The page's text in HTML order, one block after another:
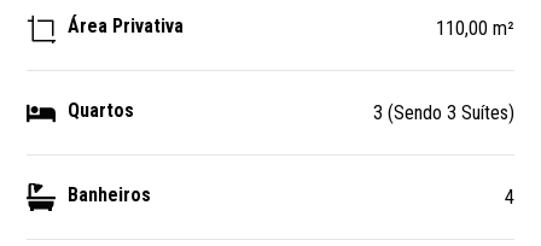
Área Privativa 110,00 m²
Quartos 3 (Sendo 3 Suítes)
Banheiros 4